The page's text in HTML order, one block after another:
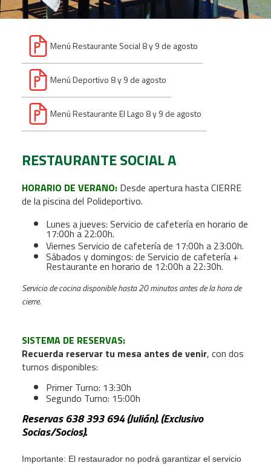
Menú Restaurante Social 8 y 9 de agosto
Menú Deportivo 8 y 9 de agosto
Menú Restaurante El Lago 8 y 9 de agosto
RESTAURANTE SOCIAL A
HORARIO DE VERANO: Desde apertura hasta CIERRE
de la piscina del Polideportivo.
Lunes a jueves: Servicio de cafetería en horario de
17:00h a 22:00h.
Viernes Servicio de cafetería de 17:00h a 23:00h.
Sábados y domingos: de Servicio de cafetería +
Restaurante en horario de 12:00h a 22:30h.
Servicio de cocina disponible hasta 20 minutos antes de la hora de
cierre.
SISTEMA DE RESERVAS:
Recuerda reservar tu mesa antes de venir, con dos
turnos disponibles:
Primer Turno: 13:30h
Segundo Turno: 15:00h
Reservas 638 393 694 (Julián). (Exclusivo
Socias/Socios).
Importante: El restaurador no podrá garantizar el servicio